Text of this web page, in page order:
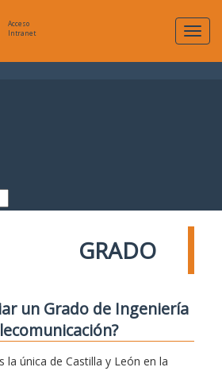
Acceso
Intranet
GRADO
un Grado de Ingeniería
la única de Castilla y León en la